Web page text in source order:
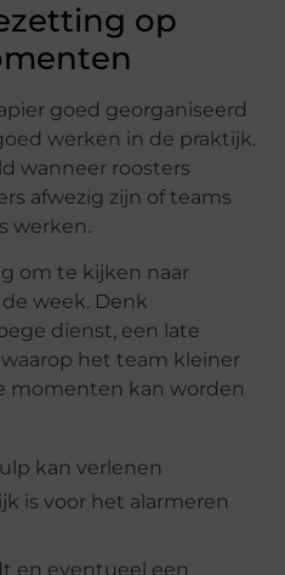
op
goed georganiseerd
werken in de praktijk.
wanneer roosters
afwezig zijn of teams
werken.
om te kijken naar
week. Denk
dienst, een late
het team kleiner
momenten kan worden
kan verlenen
is voor het alarmeren
en eventueel een